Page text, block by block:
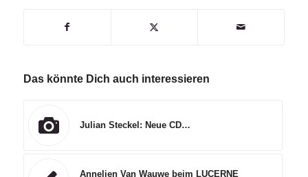
Das könnte Dich auch interessieren
Julian Steckel: Neue CD…
Annelien Van Wauwe beim LUCERNE